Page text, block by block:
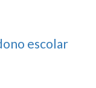
escolar